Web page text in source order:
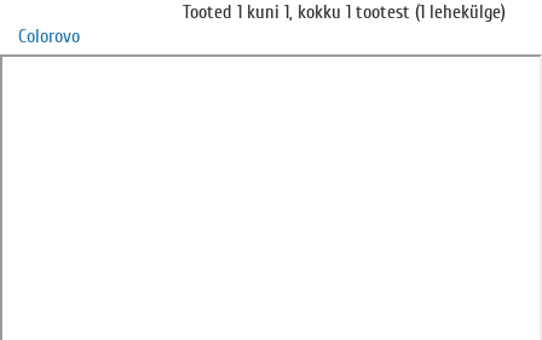
Tooted 1 kuni 1, kokku 1 tootest (1 lehekülge)
Colorovo